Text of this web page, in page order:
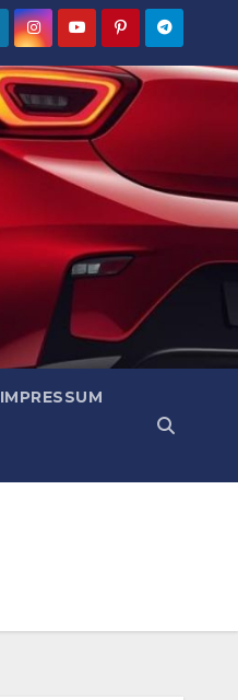
IMPRESSUM